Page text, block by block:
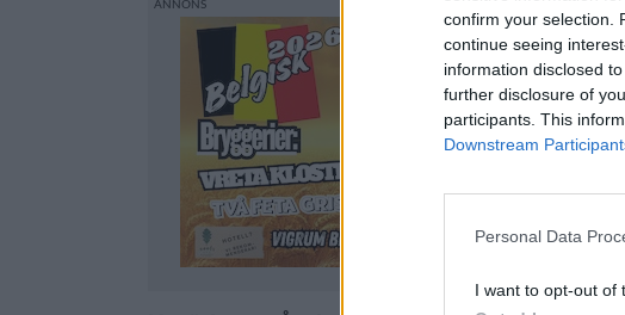
confirm your selection.
continue seeing
information disclosed
further disclosure of
participants. This
Downstream
Personal Data
I want to opt-out of